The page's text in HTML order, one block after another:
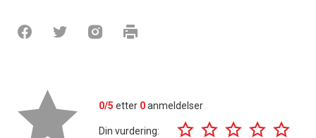
0/5 etter 0anmeldelser
Din vurdering: